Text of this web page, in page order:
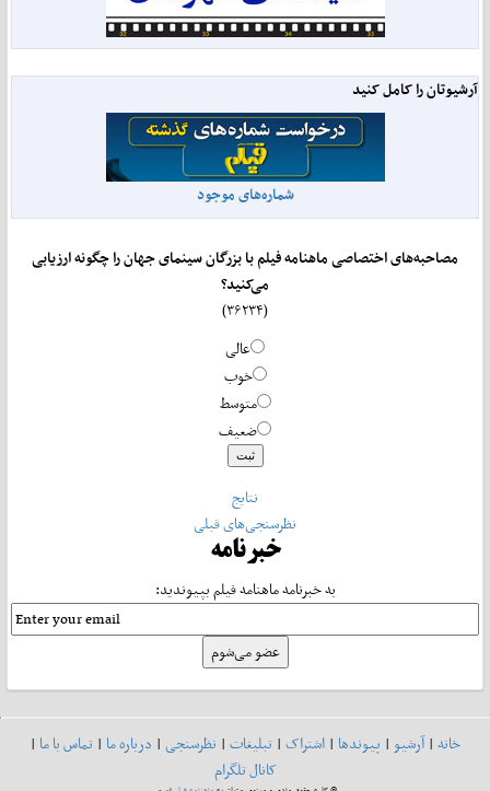
آرشیوتان را کامل کنید
شماره‌های موجود
مصاحبه‌های اختصاصی ماهنامه فیلم با بزرگان سینمای جهان را چگونه ارزیابی
می‌کنید؟
عالی
خوب
متوسط
ضعیف
نتایج
نظرسنجی‌های قبلی
خبرنامه
به خبرنامه ماهنامه فیلم بپیوندید:
خانه|آرشیو| پیوندها| اشتراک| تبلیغات| نظرسنجی| درباره ما| تماس با ما|
کانال تلگرام